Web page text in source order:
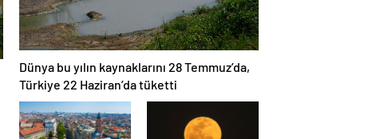
Dünya bu yılın kaynaklarını 28 Temmuz’da,
Türkiye 22 Haziran’da tüketti